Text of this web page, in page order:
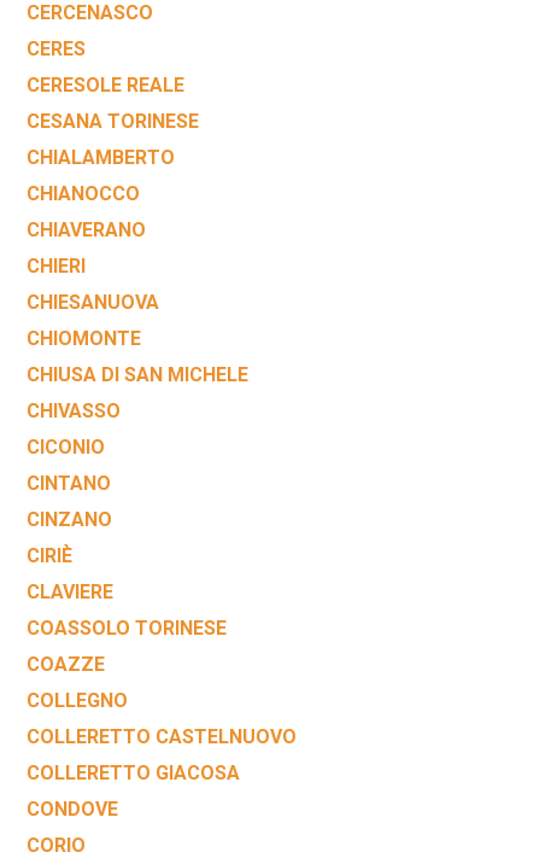
CERCENASCO
CERES
CERESOLE REALE
CESANA TORINESE
CHIALAMBERTO
CHIANOCCO
CHIAVERANO
CHIERI
CHIESANUOVA
CHIOMONTE
CHIUSA DI SAN MICHELE
CHIVASSO
CICONIO
CINTANO
CINZANO
CIRIÈ
CLAVIERE
COASSOLO TORINESE
COAZZE
COLLEGNO
COLLERETTO CASTELNUOVO
COLLERETTO GIACOSA
CONDOVE
CORIO